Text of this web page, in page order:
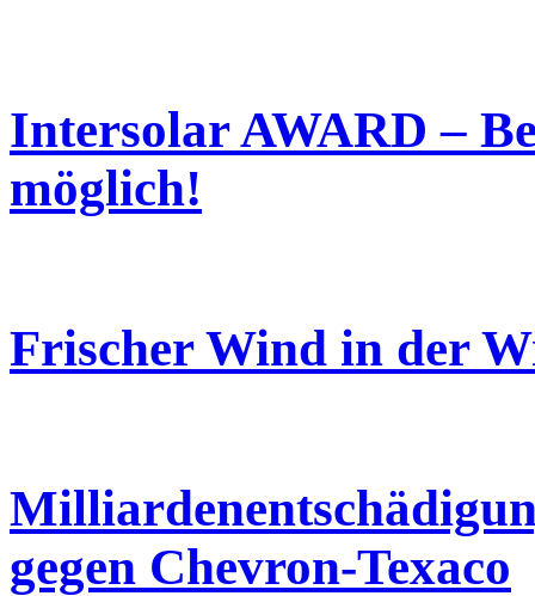
Intersolar AWARD –
möglich!
Frischer Wind in der
gegen Chevron-Texaco